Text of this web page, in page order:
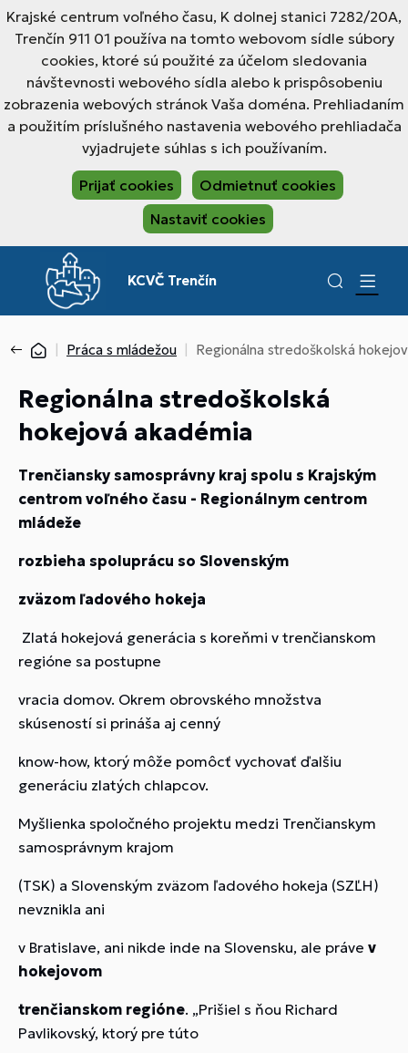
Krajské centrum voľného času, K dolnej stanici 7282/20A,
Trenčín 911 01 používa na tomto webovom sídle súbory
cookies, ktoré sú použité za účelom sledovania
návštevnosti webového sídla alebo k prispôsobeniu
zobrazenia webových stránok Vaša doména. Prehliadaním
a použitím príslušného nastavenia webového prehliadača
vyjadrujete súhlas s ich používaním.
Prijať cookies
Odmietnuť cookies
Nastaviť cookies
KCVČ Trenčín
Práca s mládežou Regionálna stredoškolská
Regionálna stredoškolská
hokejová akadémia
Trenčiansky samosprávny kraj spolu s Krajským
centrom voľného času - Regionálnym centrom
mládeže
rozbieha spoluprácu so Slovenským
zväzom ľadového hokeja
Zlatá hokejová generácia s koreňmi v trenčianskom
regióne sa postupne
vracia domov. Okrem obrovského množstva
skúseností si prináša aj cenný
know-how, ktorý môže pomôcť vychovať ďalšiu
generáciu zlatých chlapcov.
Myšlienka spoločného projektu medzi Trenčianskym
samosprávnym krajom
(TSK) a Slovenským zväzom ľadového hokeja (SZĽH)
nevznikla ani
v Bratislave, ani nikde inde na Slovensku, ale práve v
hokejovom
trenčianskom regióne. „Prišiel s ňou Richard
Pavlikovský, ktorý pre túto